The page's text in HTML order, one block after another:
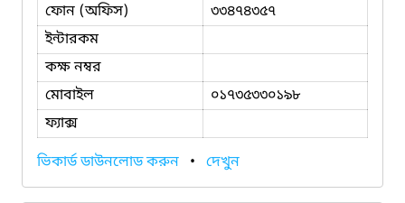
ফোন (অফিস)
৩৩৪৭৪৩৫৭
ইন্টারকম
কক্ষ নম্বর
মোবাইল
০১৭৩৫৩৩০১৯৮
ফ্যাক্স
ভিকার্ড ডাউনলোড করুন • দেখুন